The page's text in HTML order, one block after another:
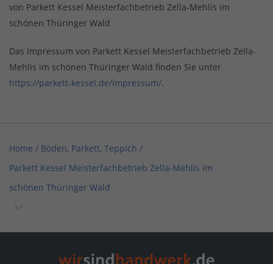
von Parkett Kessel Meisterfachbetrieb Zella-Mehlis im
schönen Thüringer Wald
Das Impressum von Parkett Kessel Meisterfachbetrieb Zella-
Mehlis im schönen Thüringer Wald finden Sie unter
https://parkett-kessel.de/impressum/.
Home / Böden, Parkett, Teppich /
Parkett Kessel Meisterfachbetrieb Zella-Mehlis im
schönen Thüringer Wald
Home / Böden, Parkett, Teppich / Bodenleger /
Parkett Kessel Meisterfachbetrieb Zella-Mehlis im schönen